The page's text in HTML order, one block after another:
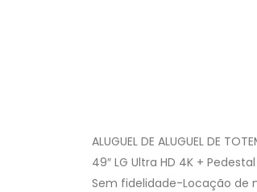
ALUGUEL DE ALUGUEL DE
49″ LG Ultra HD 4K +
Sem fidelidade-Locação de